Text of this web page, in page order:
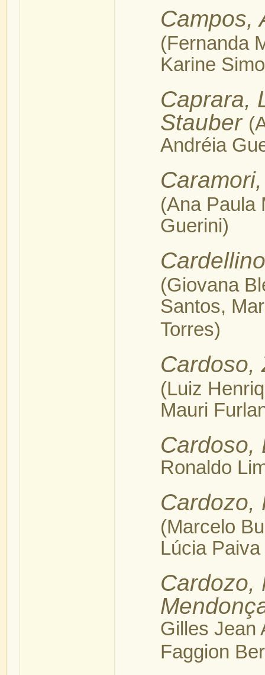
Campos,
(Fernanda
Karine
Caprara,
Stauber
Andréia
(Ana Paula
Guerini)
(Giovana
Santos,
Torres)
Cardoso,
(Luiz
Mauri
Cardoso,
Ronaldo
Cardozo,
(Marcelo
Lúcia
Cardozo,
Gilles Jean
Faggion